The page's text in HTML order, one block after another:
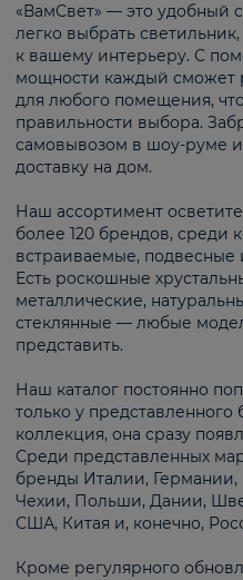
«ВамСвет» — это удобный
легко выбрать
к вашему интерьеру. С
мощности каждый сможет
для любого помещения,
правильности выбора.
самовывозом в шоу-руме
доставку на дом.
Наш ассортимент
более 120 брендов, среди
встраиваемые, подвесные
Есть роскошные
металлические,
стеклянные — любые
представить.
Наш каталог постоянно
только у представленного
коллекция, она сразу
Среди представленных
бренды Италии,
Чехии, Польши, Дании,
США, Китая и, конечно,
Кроме регулярного